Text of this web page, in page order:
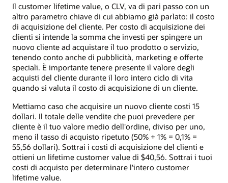
Il customer lifetime value, o CLV, va di pari passo con un
altro parametro chiave di cui abbiamo già parlato: il costo
di acquisizione del cliente. Per costo di acquisizione dei
clienti si intende la somma che investi per spingere un
nuovo cliente ad acquistare il tuo prodotto o servizio,
tenendo conto anche di pubblicità, marketing e offerte
speciali. È importante tenere presente il valore degli
acquisti del cliente durante il loro intero ciclo di vita
quando si valuta il costo di acquisizione di un cliente.
Mettiamo caso che acquisire un nuovo cliente costi 15
dollari. Il totale delle vendite che puoi prevedere per
cliente è il tuo valore medio dell'ordine, diviso per uno,
meno il tasso di acquisto ripetuto (50% + 1% = 0,1% =
55,56 dollari). Sottrai i costi di acquisizione del clienti e
ottieni un lifetime customer value di $40,56. Sottrai i tuoi
costi di acquisto per determinare l'intero customer
lifetime value.